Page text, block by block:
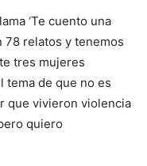
‘Te cuento una
78 relatos y tenemos
tres mujeres
tema de que no es
que vivieron violencia
quiero